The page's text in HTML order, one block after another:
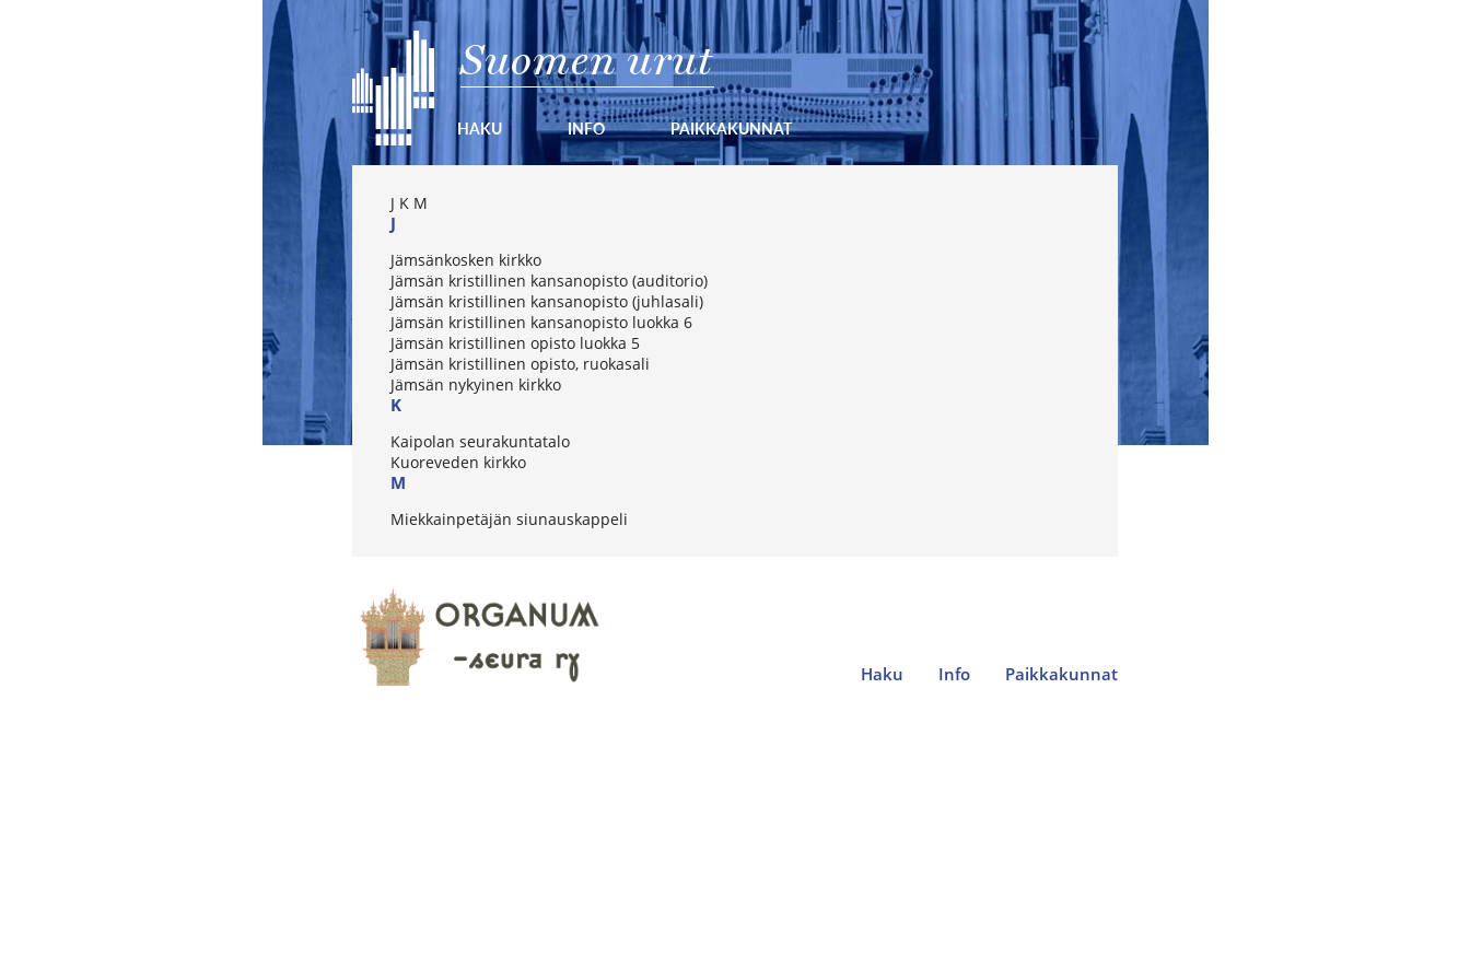
Suomen urut
HAKU INFO PAIKKAKUNNAT
J K M
J
Jämsänkosken kirkko
Jämsän kristillinen kansanopisto (auditorio)
Jämsän kristillinen kansanopisto (juhlasali)
Jämsän kristillinen kansanopisto luokka 6
Jämsän kristillinen opisto luokka 5
Jämsän kristillinen opisto, ruokasali
Jämsän nykyinen kirkko
K
Kaipolan seurakuntatalo
Kuoreveden kirkko
M
Miekkainpetäjän siunauskappeli
Haku Info Paikkakunnat